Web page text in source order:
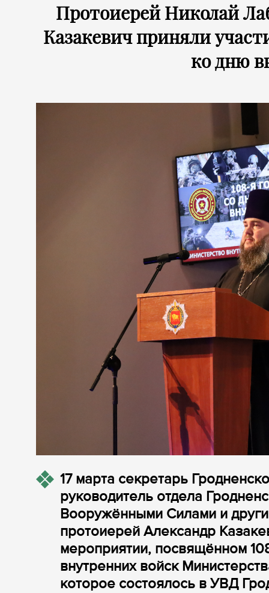
Протоиерей Николай
Казакевич приняли
ко дню
17 марта секретарь
руководитель отдела
Вооружёнными Силами и
протоиерей Александр
мероприятии, посвящённом
внутренних войск
которое состоялось в УВД